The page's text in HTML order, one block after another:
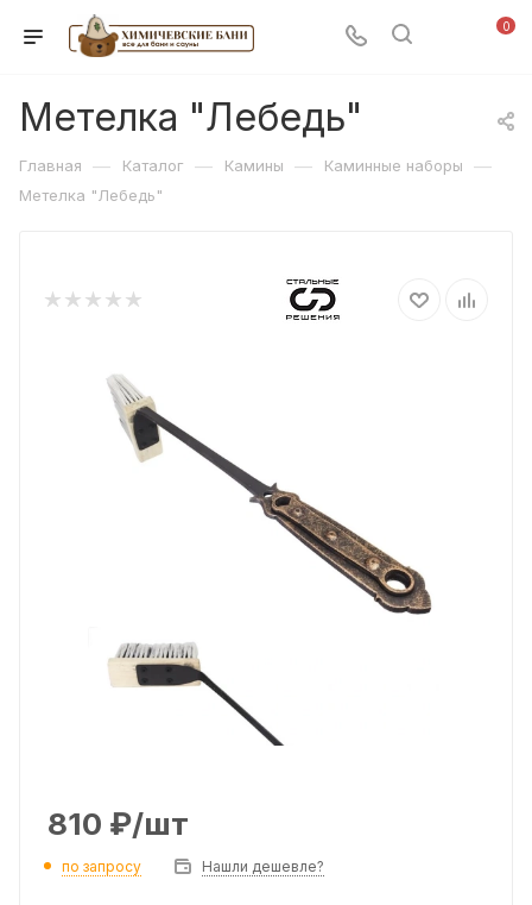
0
Метелка "Лебедь"
Главная — Каталог — Камины — Каминные наборы —
Метелка "Лебедь"
810 ₽/шт
по запросу Нашли дешевле?